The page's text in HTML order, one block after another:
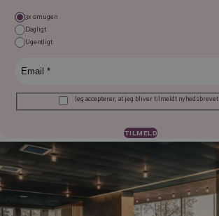
3x om ugen
Dagligt
Ugentligt
Jeg accepterer, at jeg bliver tilmeldt nyhedsbrevet